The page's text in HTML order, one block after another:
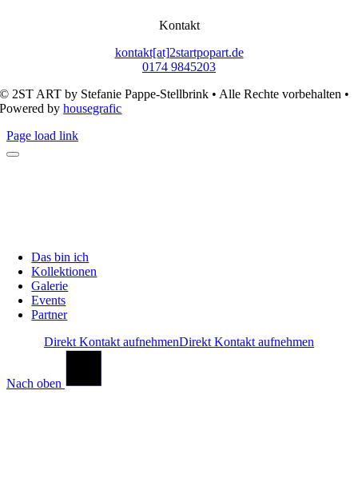
Kontakt
kontakt[at]2startpopart.de
0174 9845203
© 2ST ART by Stefanie Pappe-Stellbrink • Alle Rechte vorbehalten •
Powered byhousegrafic
Page load link
Das bin ich
Kollektionen
Galerie
Events
Partner
Direkt Kontakt aufnehmenDirekt Kontakt aufnehmen
Nach oben